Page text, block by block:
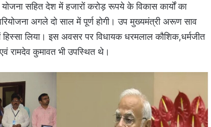
सहित देश में हजारों करोड़ रूपये के विकास कार्यों का
अगले दो साल में पूर्ण होगी। उप मुख्यमंत्री अरूण साव
लिया। इस अवसर पर विधायक धरमलाल कौशिक,धर्मजीत
रामदेव कुमावत भी उपस्थित थे।